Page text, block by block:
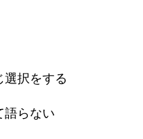
選択をする
語らない